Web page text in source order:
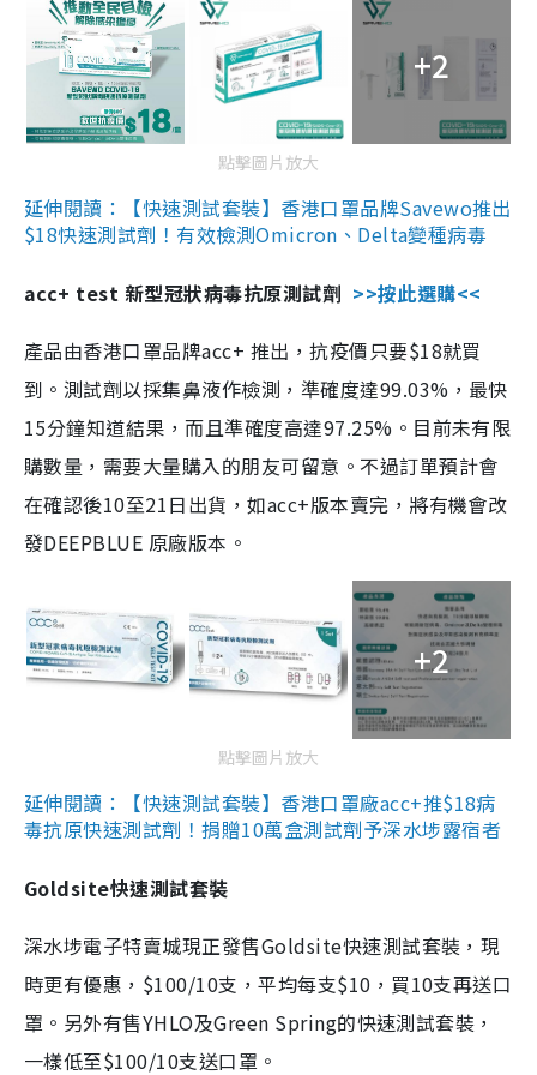
+2
點擊圖片放大
延伸閱讀：【快速測試套裝】香港口罩品牌Savewo推出
$18快速測試劑！有效檢測Omicron、Delta變種病毒
acc+ test 新型冠狀病毒抗原測試劑 >>按此選購<<
產品由香港口罩品牌acc+ 推出，抗疫價只要$18就買
到。測試劑以採集鼻液作檢測，準確度達99.03%，最快
15分鐘知道結果，而且準確度高達97.25%。目前未有限
購數量，需要大量購入的朋友可留意。不過訂單預計會
在確認後10至21日出貨，如acc+版本賣完，將有機會改
發DEEPBLUE 原廠版本。
+2
點擊圖片放大
延伸閱讀：【快速測試套裝】香港口罩廠acc+推$18病
毒抗原快速測試劑！捐贈10萬盒測試劑予深水埗露宿者
Goldsite快速測試套裝
深水埗電子特賣城現正發售Goldsite快速測試套裝，現
時更有優惠，$100/10支，平均每支$10，買10支再送口
罩。另外有售YHLO及Green Spring的快速測試套裝，
一樣低至$100/10支送口罩。